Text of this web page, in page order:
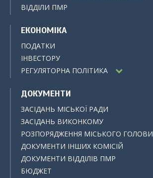
ВІДДІЛИ ПМР
ЕКОНОМІКА
ПОДАТКИ
ІНВЕСТОРУ
РЕГУЛЯТОРНА ПОЛІТИКА
ДОКУМЕНТИ
ЗАСІДАНЬ МІСЬКОЇ РАДИ
ЗАСІДАНЬ ВИКОНКОМУ
РОЗПОРЯДЖЕННЯ МІСЬКОГО ГОЛОВИ
ДОКУМЕНТИ ІНШИХ КОМІСІЙ
ДОКУМЕНТИ ВІДДІЛІВ ПМР
БЮДЖЕТ